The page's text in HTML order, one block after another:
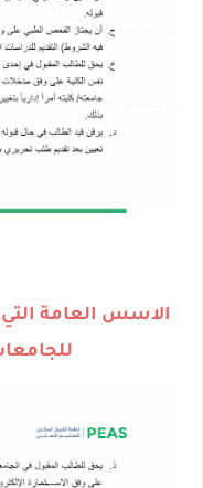
الاسس العامة
للجامعات